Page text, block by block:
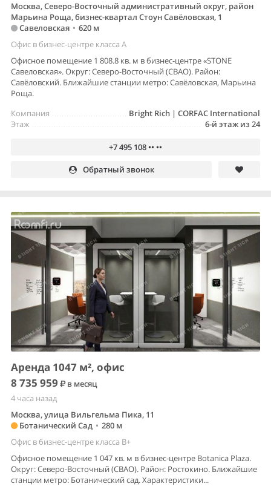
Москва, Северо-Восточный административный округ, район
Марьина Роща, бизнес-квартал Стоун Савёловская, 1
Савеловская • 620 м
Офис в бизнес-центре класса A
Офисное помещение 1 808.8 кв. м в бизнес-центре «STONE
Савеловская». Округ: Северо-Восточный (СВАО). Район:
Савёловский. Ближайшие станции метро: Савёловская, Марьина
Роща.
Bright Rich | CORFAC International
Компания
6-й этаж из 24
Этаж
+7 495 108 •• ••
Обратный звонок
Аренда 1047 м², офис
8 735 959
в месяц
4 часа назад
Москва, улица Вильгельма Пика, 11
Ботанический Сад • 280 м
Офис в бизнес-центре класса B+
Офисное помещение 1 047 кв. м в бизнес-центре Botanica Plaza.
Округ: Северо-Восточный (СВАО). Район: Ростокино. Ближайшие
станции метро: Ботанический сад. Характеристики...